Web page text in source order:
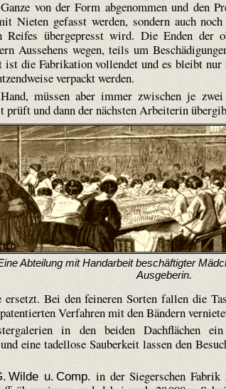
von der Form abgenommen und den
Nieten gefasst werden, sondern auch
Reifes über­gepresst wird. Die Enden der
Aussehens wegen, teils um
die Fabrikation vollendet und es bleibt nur
verpackt werden.
müssen aber immer zwischen je
prüft und dann der nächsten Arbeiterin
Abteilung mit Handarbeit beschäftigter
Ausgeberin.
Bei den feineren Sorten fallen die
Verfahren mit den Bändern
in den beiden Dachflächen
eine tadellose Sauberkeit lassen den
Wilde u. Comp. in der Sieger­schen